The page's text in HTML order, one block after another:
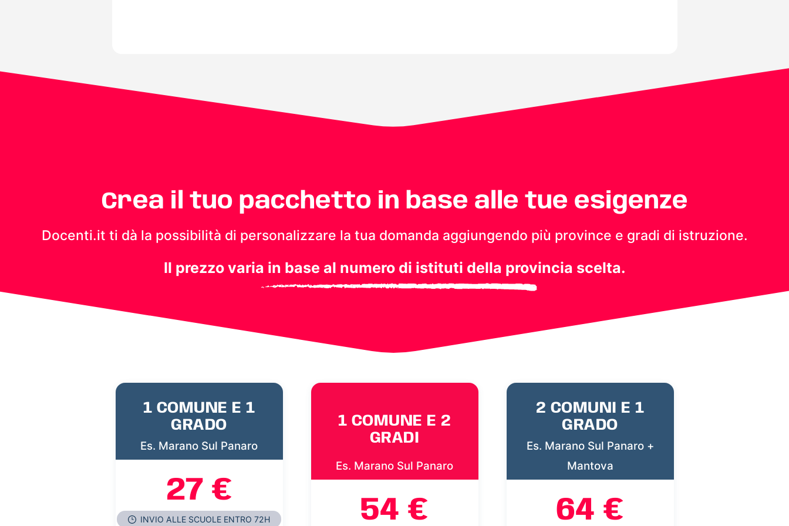
Crea il tuo pacchetto in base alle tue esigenze
Docenti.it ti dà la possibilità di personalizzare la tua domanda aggiungendo più province e gradi di istruzione.
Il prezzo varia in base al numero di istituti della provincia scelta.
1 COMUNE E 1
GRADO
Es. Marano Sul Panaro
27 €
INVIO ALLE SCUOLE ENTRO 72H
1 COMUNE E 2
GRADI
Es. Marano Sul Panaro
54 €
2 COMUNI E 1
GRADO
Es. Marano Sul Panaro +
Mantova
64 €